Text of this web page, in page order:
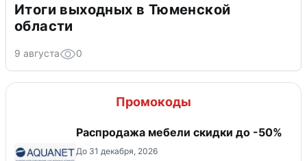
Итоги выходных в Тюменской
области
9 августа 0
Промокоды
Распродажа мебели скидки до -50%
До 31 декабря, 2026